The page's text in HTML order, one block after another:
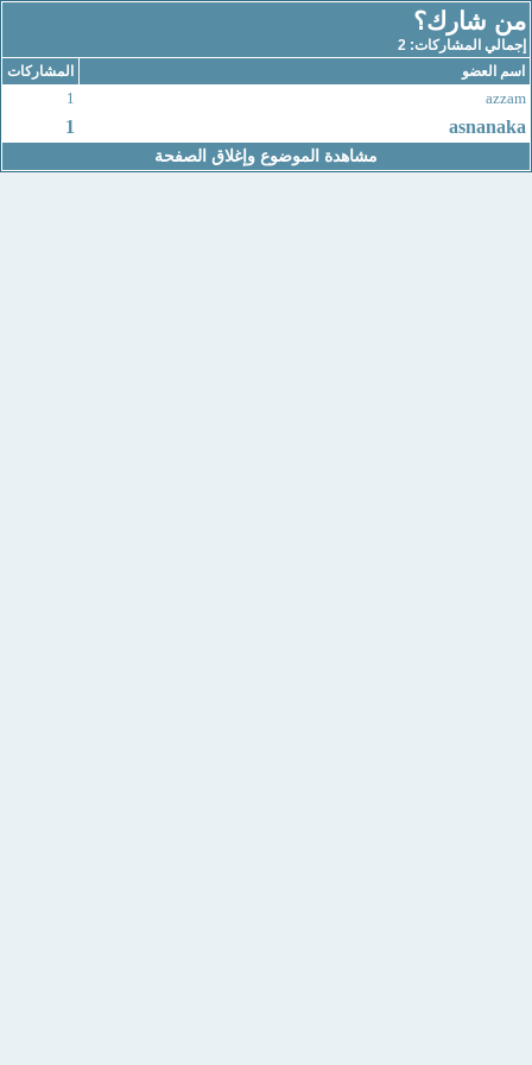
من شارك؟
إجمالي المشاركات: 2
اسم العضو
المشاركات
azzam
1
asnanaka
1
مشاهدة الموضوع وإغلاق الصفحة